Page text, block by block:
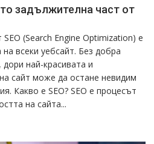
задължителна част от
(Search Engine Optimization) е
всеки уебсайт. Без добра
най-красивата и
сайт може да остане невидим
Какво е SEO? SEO е процесът
на сайта...